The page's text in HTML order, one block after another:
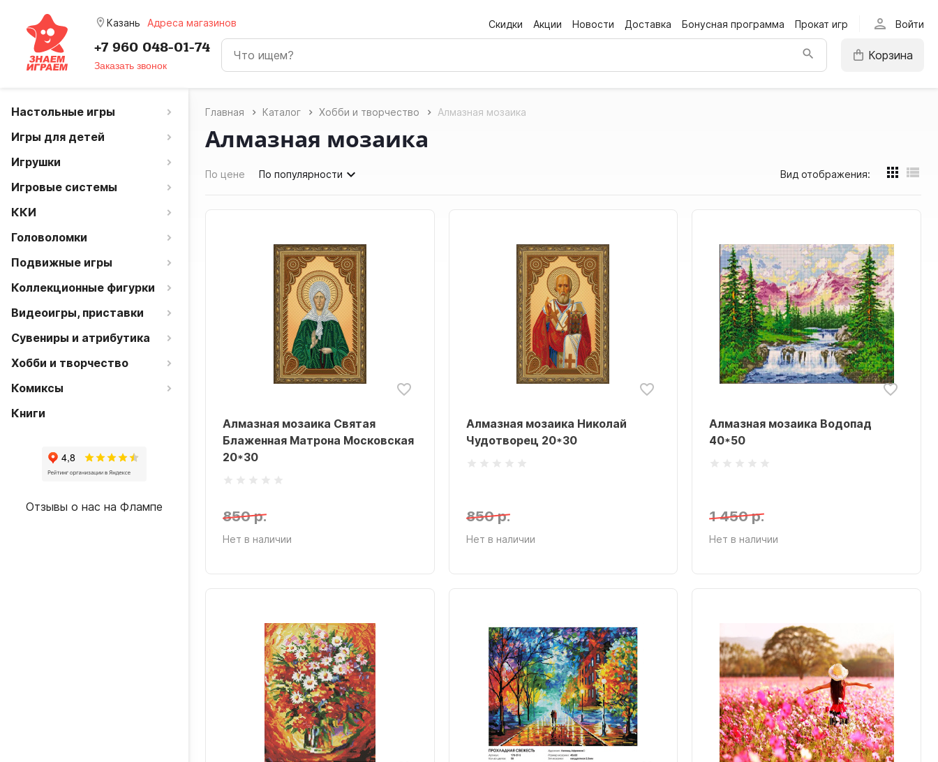
room Казань Адреса магазинов Скидки Акции Новости Доставка Бонусная программа Прокат игр person Войти
+7 960 048-01-74
Заказать звонок
Корзина
Настольные игры
Игры для детей
Игрушки
Игровые системы
ККИ
Головоломки
Подвижные игры
Коллекционные фигурки
Видеоигры, приставки
Сувениры и атрибутика
Хобби и творчество
Комиксы
Книги
Отзывы о нас на Флампе
Главная Каталог Хобби и творчество Алмазная мозаика
Алмазная мозаика
По цене По популярности Вид отображения:
Алмазная мозаика Святая
Блаженная Матрона Московская
20*30
850 р.
Нет в наличии
Алмазная мозаика Николай
Чудотворец 20*30
850 р.
Нет в наличии
Алмазная мозаика Водопад
40*50
1 450 р.
Нет в наличии